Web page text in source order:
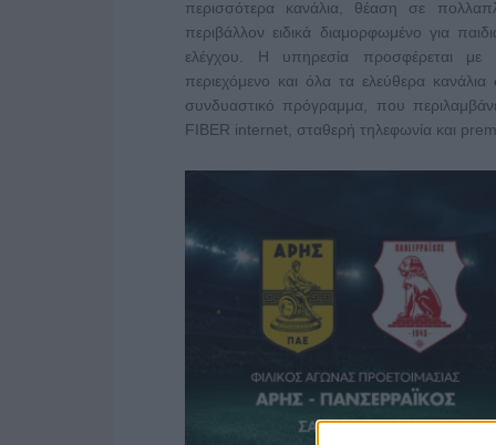
περισσότερα κανάλια, θέαση σε
περιβάλλον ειδικά διαμορφωμένο για
ελέγχου. Η υπηρεσία προσφέρεται με
περιεχόμενο και όλα τα ελεύθερα
συνδυαστικό πρόγραμμα, που
FIBER internet, σταθερή τηλεφωνία και